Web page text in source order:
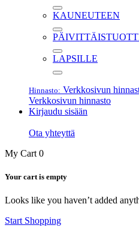
KAUNEUTEEN
LAPSILLE
Hinnasto: Verkkosivun
Verkkosivun hinnasto
Kirjaudu sisään
Ota yhteyttä
My Cart 0
Your cart is empty
Looks like you haven’t added
Start Shopping